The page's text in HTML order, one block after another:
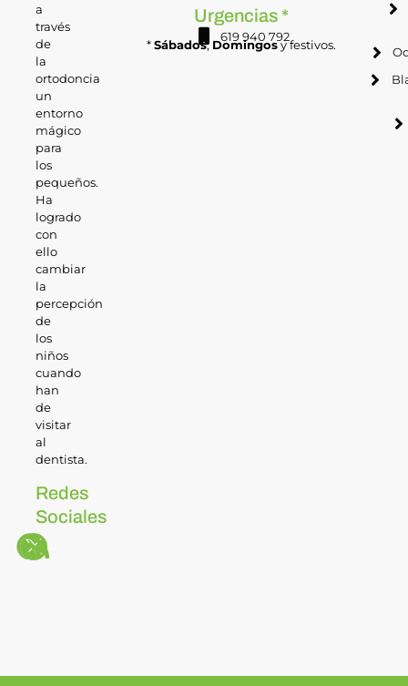
Urgencias *
619 940 792
*Sábados, Domingosy festivos.
a
través
de
la
ortodoncia
un
entorno
mágico
para
los
pequeños.
Ha
logrado
con
ello
cambiar
la
percepción
de
los
niños
cuando
han
de
visitar
al
dentista.
Redes
Sociales